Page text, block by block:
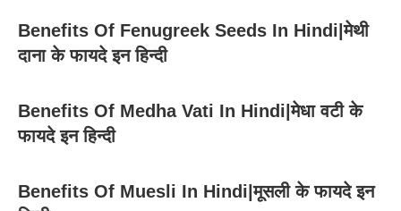
Benefits Of Fenugreek Seeds In Hindi|मेथी
दाना के फायदे इन हिन्दी
Benefits Of Medha Vati In Hindi|मेधा वटी के
फायदे इन हिन्दी
Benefits Of Muesli In Hindi|मूसली के फायदे इन